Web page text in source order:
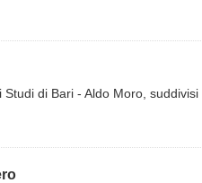
di Bari - Aldo Moro,